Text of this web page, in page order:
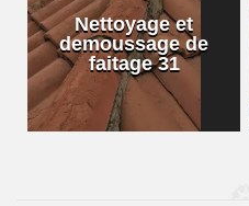
Nettoyage et
demoussage de
faitage 31